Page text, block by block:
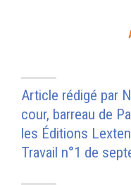
Article rédigé par
cour, barreau de
les Éditions
Travail n°1 de